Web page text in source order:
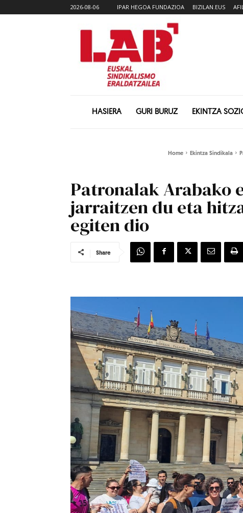
2026-08-06 IPAR HEGOA FUNDAZIOA BIZILAN.EUS
HASIERA GURI BURUZ EKINTZA
Home Ekintza Sindikala
Patronalak Arabako
jarraitzen du eta
egiten dio
Share